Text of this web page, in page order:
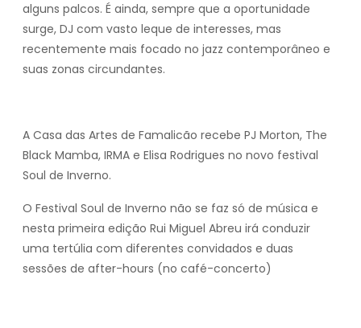
alguns palcos. É ainda, sempre que a oportunidade
surge, DJ com vasto leque de interesses, mas
recentemente mais focado no jazz contemporâneo e
suas zonas circundantes.
A Casa das Artes de Famalicão recebe PJ Morton, The
Black Mamba, IRMA e Elisa Rodrigues no novo festival
Soul de Inverno.
O Festival Soul de Inverno não se faz só de música e
nesta primeira edição Rui Miguel Abreu irá conduzir
uma tertúlia com diferentes convidados e duas
sessões de after-hours (no café-concerto)